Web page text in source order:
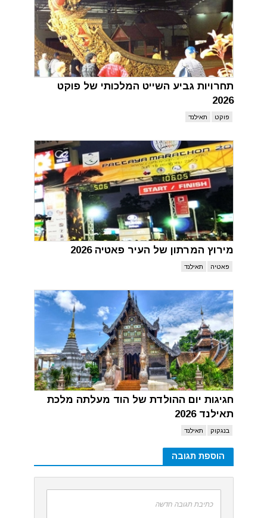
תחרויות גביע השייט המלכותי של פוקט
2026
פוקט תאילנד
מירוץ המרתון של העיר פאטיה 2026
פאטיה תאילנד
חגיגות יום ההולדת של הוד מעלתה מלכת
תאילנד 2026
בנגקוק תאילנד
הוספת תגובה
כתיבת תגובה חדשה